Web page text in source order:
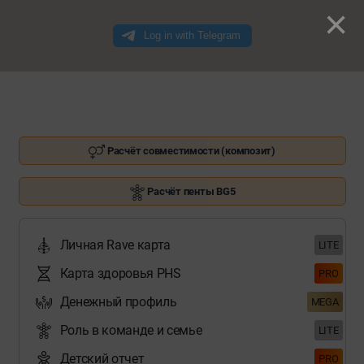
Расчёт совместимости (композит)
Расчёт пенты BG5
Личная Rave карта LITE
Карта здоровья PHS PRO
Денежный профиль MEGA
Роль в команде и семье LITE
Детский отчет PRO
×